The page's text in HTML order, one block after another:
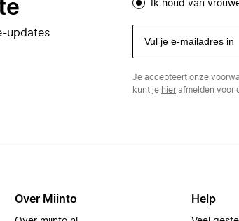
updates
Ik houd van
Je accepteert onze
kunt je hierafmelden voor
Over Miinto Help